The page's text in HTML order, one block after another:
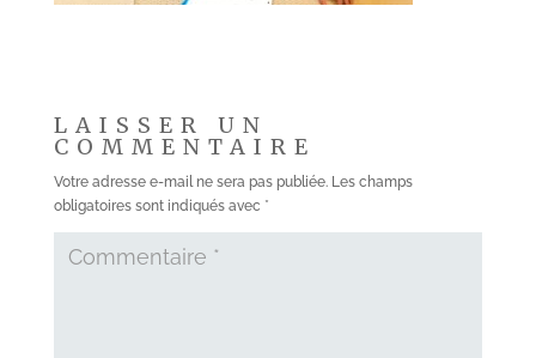
LAISSER UN
COMMENTAIRE
Votre adresse e-mail ne sera pas publiée. Les champs
obligatoires sont indiqués avec *